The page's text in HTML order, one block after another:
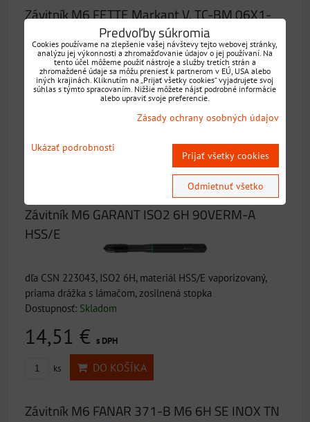
Závitník M6 FETTE Markant V, TC-BM 06X1-
6H-V0-1-0BD HSS-E-PM
dľa CSN 223043, DIN 371 C, ISO2, materiál HSS-E-PM,
priama drážka s lámačom, zosilnená stopka
14,51 €s DPH
Závitník M6 GARANT ISO2 6H 90VERM-A
HSS/E
dľa CSN 223043, ISO2 6H, materiál HSS/E vaporizovaný,
priama drážka s lámačom, zosilnená stopka
Dostupnosť: Skladom
14,51 € s DPH
ks DO KOŠÍKA
Závitník M6 FANAR 371-B M6 6H SE INOX TN
Predvoľby súkromia
Cookies používame na zlepšenie vašej návštevy tejto webovej stránky,
analýzu jej výkonnosti a zhromažďovanie údajov o jej používaní. Na
tento účel môžeme použiť nástroje a služby tretích strán a
zhromaždené údaje sa môžu preniesť k partnerom v EÚ, USA alebo
iných krajinách. Kliknutím na „Prijať všetky cookies“ vyjadrujete svoj
súhlas s týmto spracovaním. Nižšie môžete nájsť podrobné informácie
alebo upraviť svoje preferencie.
Zásady ochrany osobných údajov
Ukázať podrobnosti
Prijať všetky cookies
Odmietnuť všetko